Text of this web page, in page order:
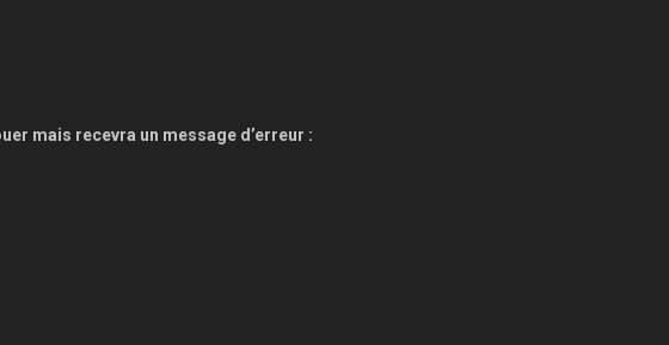
mais recevra un message d’erreur :